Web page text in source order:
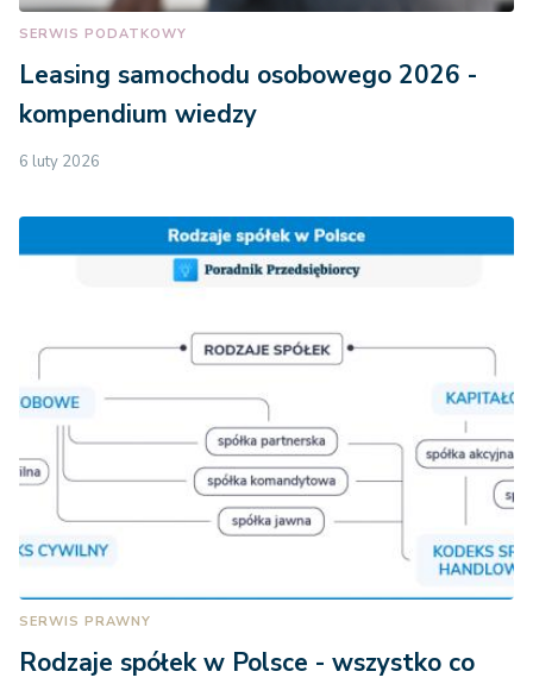
SERWIS PODATKOWY
Leasing samochodu osobowego 2026 -
kompendium wiedzy
6 luty 2026
SERWIS PRAWNY
Rodzaje spółek w Polsce - wszystko co